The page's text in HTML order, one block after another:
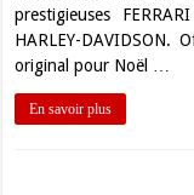
prestigieuses
HARLEY-DAVIDSON.
original pour Noël …
En savoir plus